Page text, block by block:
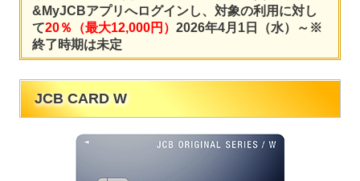
&MyJCBアプリへログインし、対象の利用に対し
て20％（最大12,000円） 2026年4月1日（水）～※
終了時期は未定
JCB CARD W